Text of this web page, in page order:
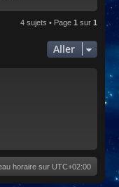
4 sujets • Page 1 sur 1
Aller
horaire sur UTC+02:00